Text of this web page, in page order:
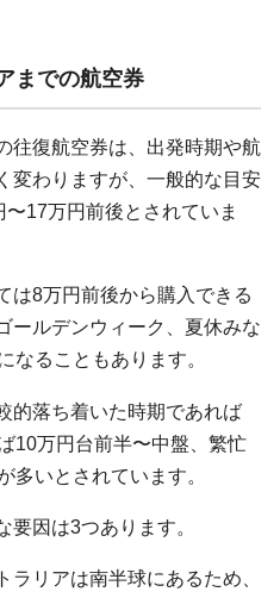
までの航空券
往復航空券は、出発時期や航
変わりますが、一般的な目安
17万円前後とされていま
は8万円前後から購入できる
ールデンウィーク、夏休みな
なることもあります。
的落ち着いた時期であれば
10万円台前半〜中盤、繁忙
多いとされています。
因は3つあります。
ラリアは南半球にあるため、